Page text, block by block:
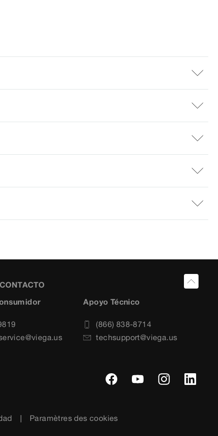
Apoyo Técnico
(866) 838-8714
techsupport@viega.us
Paramètres des cookies